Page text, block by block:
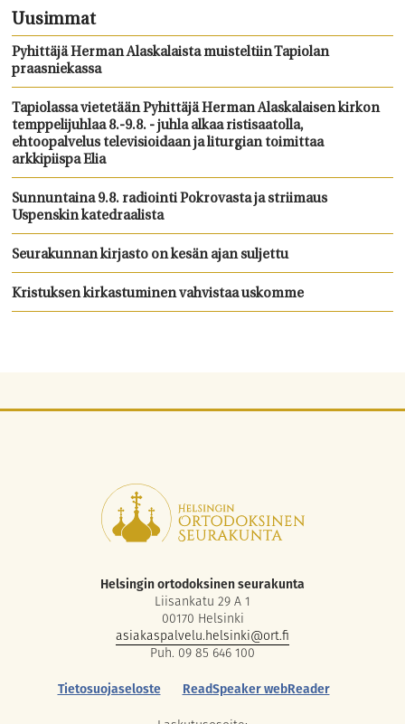
Uusimmat
Pyhittäjä Herman Alaskalaista muisteltiin Tapiolan
praasniekassa
Tapiolassa vietetään Pyhittäjä Herman Alaskalaisen kirkon
temppelijuhlaa 8.-9.8. - juhla alkaa ristisaatolla,
ehtoopalvelus televisioidaan ja liturgian toimittaa
arkkipiispa Elia
Sunnuntaina 9.8. radiointi Pokrovasta ja striimaus
Uspenskin katedraalista
Seurakunnan kirjasto on kesän ajan suljettu
Kristuksen kirkastuminen vahvistaa uskomme
Helsingin ortodoksinen seurakunta
Liisankatu 29 A 1
00170 Helsinki
asiakaspalvelu.helsinki@ort.fi
Puh. 09 85 646 100
Tietosuojaseloste
ReadSpeaker webReader